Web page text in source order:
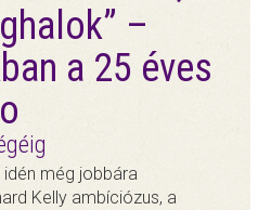
–
a 25 éves
még jobbára
Kelly ambíciózus, a